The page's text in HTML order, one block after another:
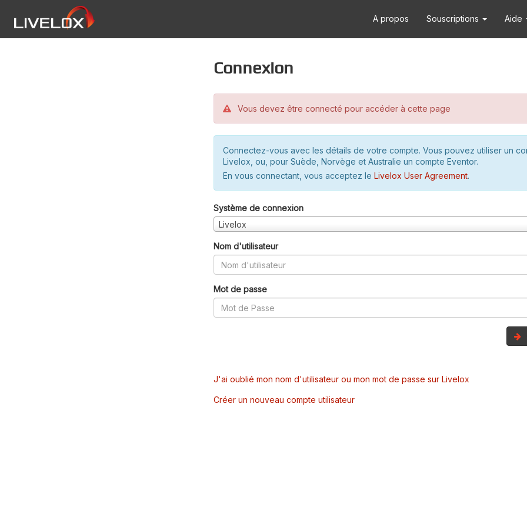
A propos Souscriptions Aide
Connexion
Vous devez être connecté pour accéder à cette page
Connectez-vous avec les détails de votre compte. Vous pouvez utiliser un
Livelox, ou, pour Suède, Norvège et Australie un compte Eventor.
En vous connectant, vous acceptez le Livelox User Agreement.
Système de connexion
Livelox
Nom d'utilisateur
Mot de passe
J'ai oublié mon nom d'utilisateur ou mon mot de passe sur Livelox
Créer un nouveau compte utilisateur